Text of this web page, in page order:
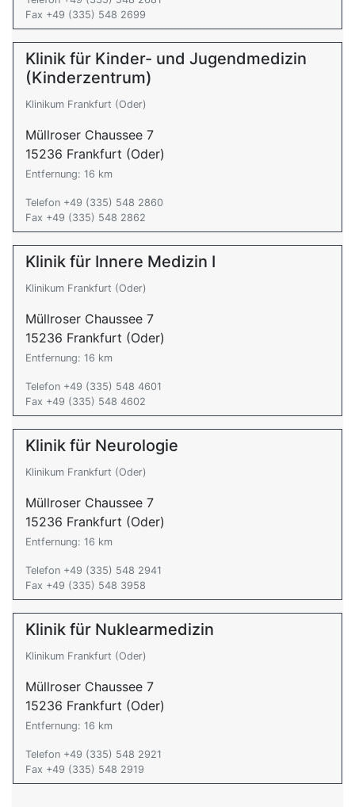
Fax +49 (335) 548 2699
Klinik für Kinder- und Jugendmedizin
(Kinderzentrum)
Klinikum Frankfurt (Oder)
Müllroser Chaussee 7
15236 Frankfurt (Oder)
Entfernung: 16 km
Telefon +49 (335) 548 2860
Fax +49 (335) 548 2862
Klinik für Innere Medizin I
Klinikum Frankfurt (Oder)
Müllroser Chaussee 7
15236 Frankfurt (Oder)
Entfernung: 16 km
Telefon +49 (335) 548 4601
Fax +49 (335) 548 4602
Klinik für Neurologie
Klinikum Frankfurt (Oder)
Müllroser Chaussee 7
15236 Frankfurt (Oder)
Entfernung: 16 km
Telefon +49 (335) 548 2941
Fax +49 (335) 548 3958
Klinik für Nuklearmedizin
Klinikum Frankfurt (Oder)
Müllroser Chaussee 7
15236 Frankfurt (Oder)
Entfernung: 16 km
Telefon +49 (335) 548 2921
Fax +49 (335) 548 2919